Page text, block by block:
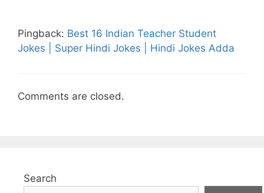
Pingback: Best 16 Indian Teacher Student
Jokes | Super Hindi Jokes | Hindi Jokes Adda
Comments are closed.
Search